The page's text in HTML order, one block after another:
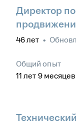
Директор
46лет •
Общий опыт
11 лет 9 месяцев